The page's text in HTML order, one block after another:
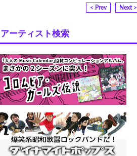
< Prev Next >
アーティスト検索